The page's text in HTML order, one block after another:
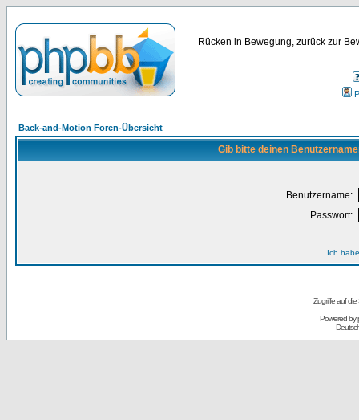
Rücken in Bewegung, zurück zur
Back-and-Motion Foren-Übersicht
Gib bitte deinen
Benutzername:
Passwort:
Ich
Zugriffe auf
Powered by